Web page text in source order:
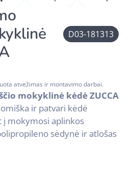
D03-181313
atvežimas ir montavimo darbai.
mokyklinė kėdė ZUCCA
ir patvari kėdė
į mokymosi aplinkos
sėdynė ir atlošas